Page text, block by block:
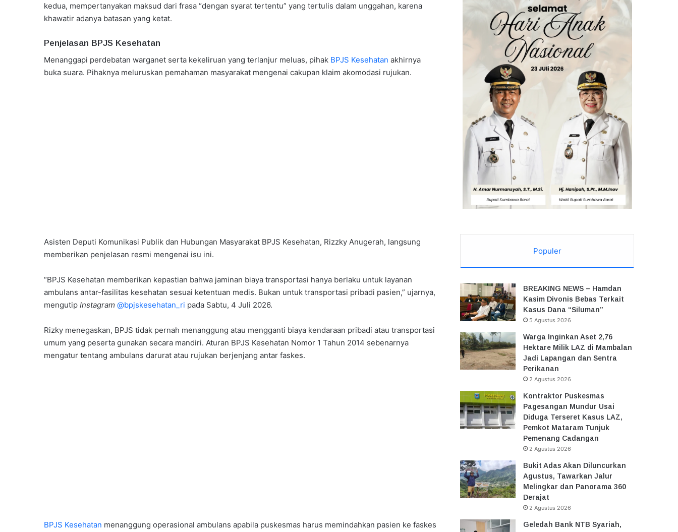
kedua, mempertanyakan maksud dari frasa “dengan syarat tertentu” yang tertulis dalam unggahan, karena
khawatir adanya batasan yang ketat.
Penjelasan BPJS Kesehatan
Menanggapi perdebatan warganet serta kekeliruan yang terlanjur meluas, pihak BPJS Kesehatan akhirnya
buka suara. Pihaknya meluruskan pemahaman masyarakat mengenai cakupan klaim akomodasi rujukan.
Asisten Deputi Komunikasi Publik dan Hubungan Masyarakat BPJS Kesehatan, Rizzky Anugerah, langsung
memberikan penjelasan resmi mengenai isu ini.
“BPJS Kesehatan memberikan kepastian bahwa jaminan biaya transportasi hanya berlaku untuk layanan
ambulans antar-fasilitas kesehatan sesuai ketentuan medis. Bukan untuk transportasi pribadi pasien,” ujarnya,
mengutip Instagram @bpjskesehatan_ri pada Sabtu, 4 Juli 2026.
Rizky menegaskan, BPJS tidak pernah menanggung atau mengganti biaya kendaraan pribadi atau transportasi
umum yang peserta gunakan secara mandiri. Aturan BPJS Kesehatan Nomor 1 Tahun 2014 sebenarnya
mengatur tentang ambulans darurat atau rujukan berjenjang antar faskes.
BPJS Kesehatan menanggung operasional ambulans apabila puskesmas harus memindahkan pasien ke faskes
Populer
BREAKING NEWS – Hamdan
Kasim Divonis Bebas Terkait
Kasus Dana “Siluman”
5 Agustus 2026
Warga Inginkan Aset 2,76
Hektare Milik LAZ di Mambalan
Jadi Lapangan dan Sentra
Perikanan
2 Agustus 2026
Kontraktor Puskesmas
Pagesangan Mundur Usai
Diduga Terseret Kasus LAZ,
Pemkot Mataram Tunjuk
Pemenang Cadangan
2 Agustus 2026
Bukit Adas Akan Diluncurkan
Agustus, Tawarkan Jalur
Melingkar dan Panorama 360
Derajat
2 Agustus 2026
Geledah Bank NTB Syariah,